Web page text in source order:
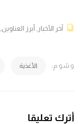
آخر الأخبار أبرز العناوين
وسُوم: الأغذية
أترك تعليقا